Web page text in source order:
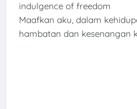
indulgence of freedom
Maafkan aku, dalam
hambatan dan kesenangan